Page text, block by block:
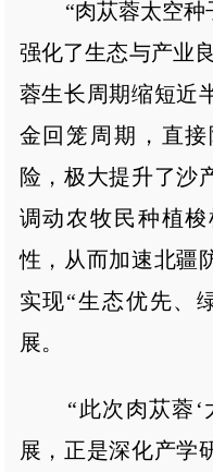
“肉苁蓉太空种
强化了生态与产业
蓉生长周期缩短近
金回笼周期，直
险，极大提升了沙
调动农牧民种植
性，从而加速北疆
实现“生态优先、
展。
“此次肉苁蓉‘
展，正是深化产学